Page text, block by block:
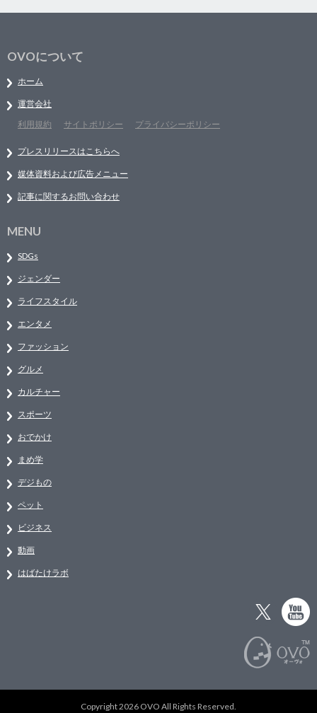
OVOについて
ホーム
運営会社
利用規約
サイトポリシー プライバシーポリシー
プレスリリースはこちらへ
媒体資料および広告メニュー
記事に関するお問い合わせ
MENU
SDGs
ジェンダー
ライフスタイル
エンタメ
ファッション
グルメ
カルチャー
スポーツ
おでかけ
まめ学
デジもの
ペット
ビジネス
動画
はばたけラボ
Copyright 2026 OVO All Rights Reserved.